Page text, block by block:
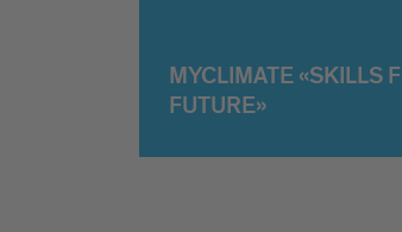
MYCLIMATE «SKILLS
FUTURE»